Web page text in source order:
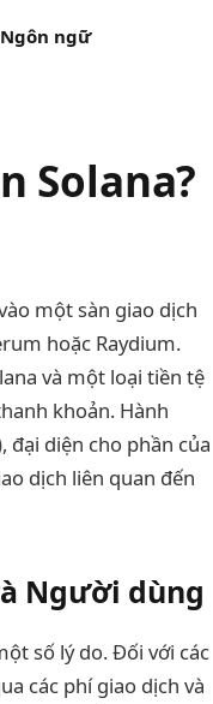
Ngôn ngữ
Solana?
một sàn giao dịch
hoặc Raydium.
và một loại tiền tệ
khoản. Hành
đại diện cho phần của
dịch liên quan đến
Người dùng
số lý do. Đối với các
các phí giao dịch và